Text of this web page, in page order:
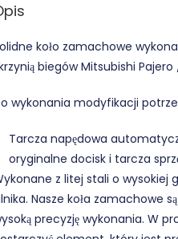
koło zamachowe
biegów Mitsubishi Pajero
wykonania modyfikacji
Tarcza napędowa
oryginalne docisk i tarcza
z litej stali o wysokiej
Nasze koła zamachowe
precyzję wykonania. W